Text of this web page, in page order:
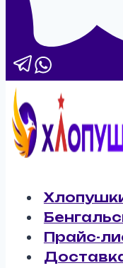
Прайс-